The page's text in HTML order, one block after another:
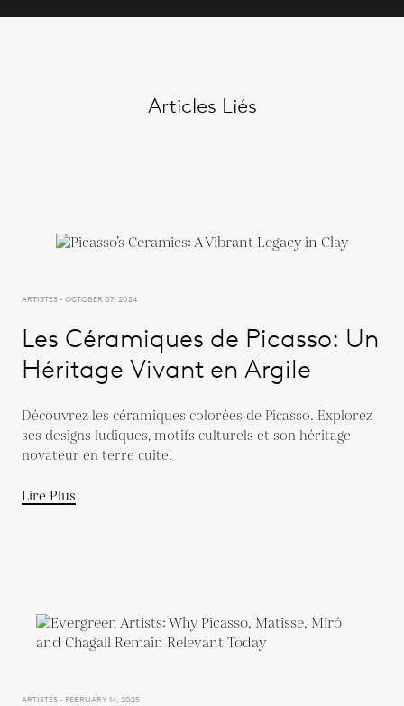
Articles Liés
ARTISTES - OCTOBER 07, 2024
Les Céramiques de Picasso: Un
Héritage Vivant en Argile
Découvrez les céramiques colorées de Picasso. Explorez
ses designs ludiques, motifs culturels et son héritage
novateur en terre cuite.
Lire Plus
ARTISTES - FEBRUARY 14, 2025